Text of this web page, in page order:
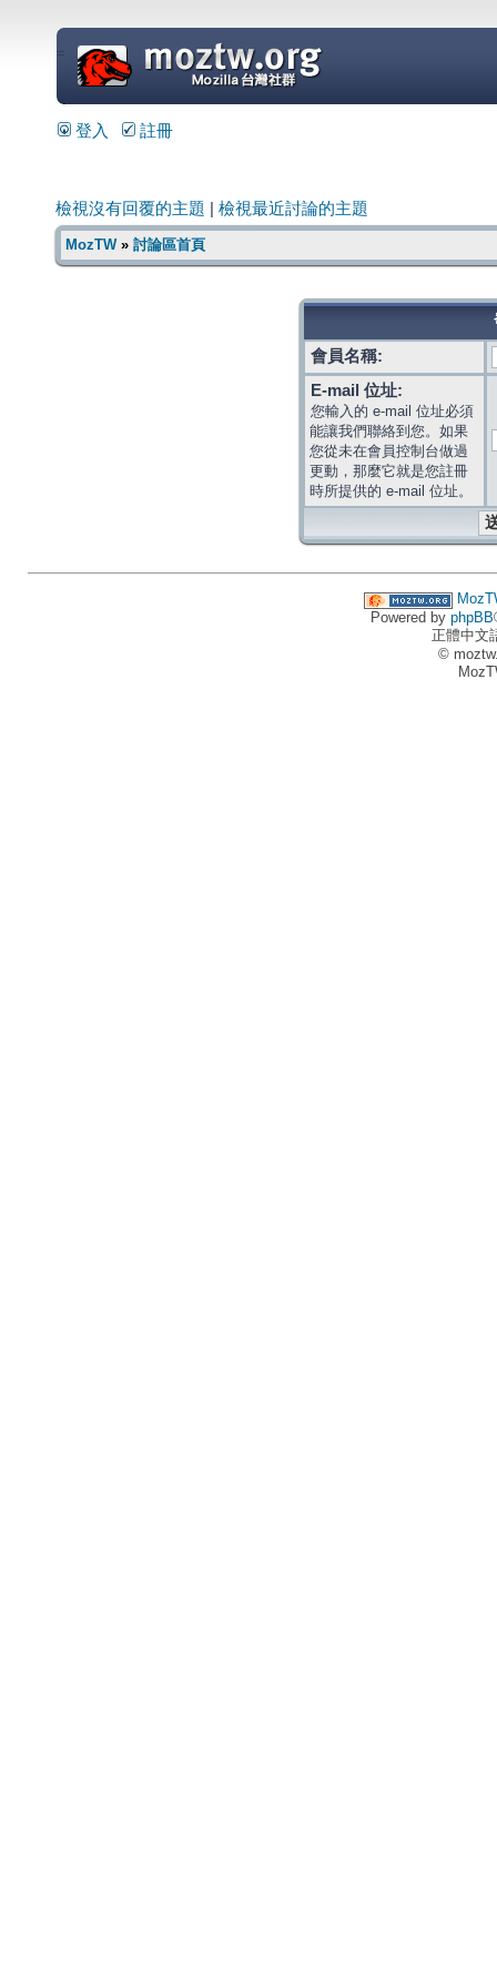
=
登入 註冊
檢視沒有回覆的主題 檢視最近討論的主題
MozTW» 討論區首頁
會員名稱:
E-mail 位址:
您輸入的 e-mail 位址必須
能讓我們聯絡到您。如果
您從未在會員控制台做過
更動，那麼它就是您註冊
時所提供的 e-mail 位址。
Powered by phpBB
正體中文
©